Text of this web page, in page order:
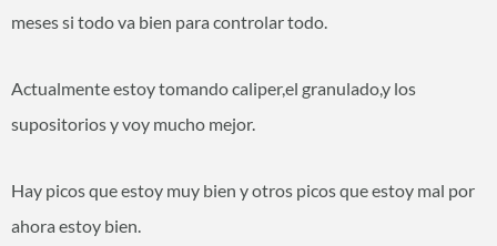
meses si todo va bien para controlar todo.
Actualmente estoy tomando caliper,el granulado,y los
supositorios y voy mucho mejor.
Hay picos que estoy muy bien y otros picos que estoy mal por
ahora estoy bien.